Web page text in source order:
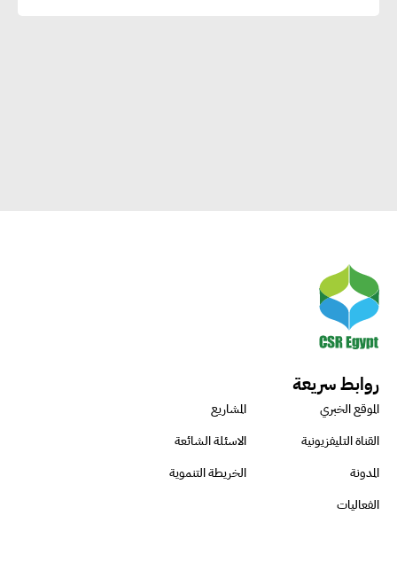
روابط سريعة
الموقع الخبري
المشاريع
القناة التليفزيونية
الاسئلة الشائعة
المدونة
الخريطة التنموية
الفعاليات